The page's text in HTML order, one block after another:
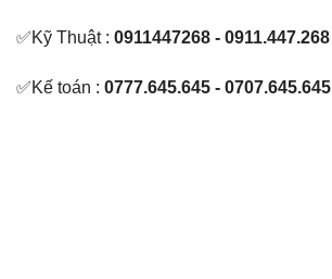
✅Kỹ Thuật : 0911447268 - 0911.447.268
✅Kế toán : 0777.645.645 - 0707.645.645